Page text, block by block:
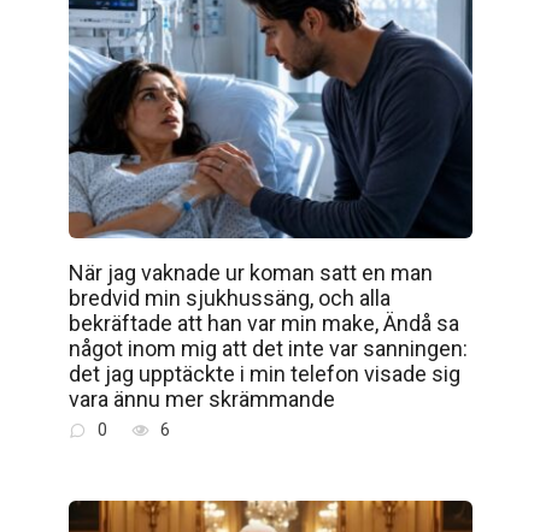
När jag vaknade ur koman satt en man
bredvid min sjukhussäng, och alla
bekräftade att han var min make, Ändå sa
något inom mig att det inte var sanningen:
det jag upptäckte i min telefon visade sig
vara ännu mer skrämmande
0 6